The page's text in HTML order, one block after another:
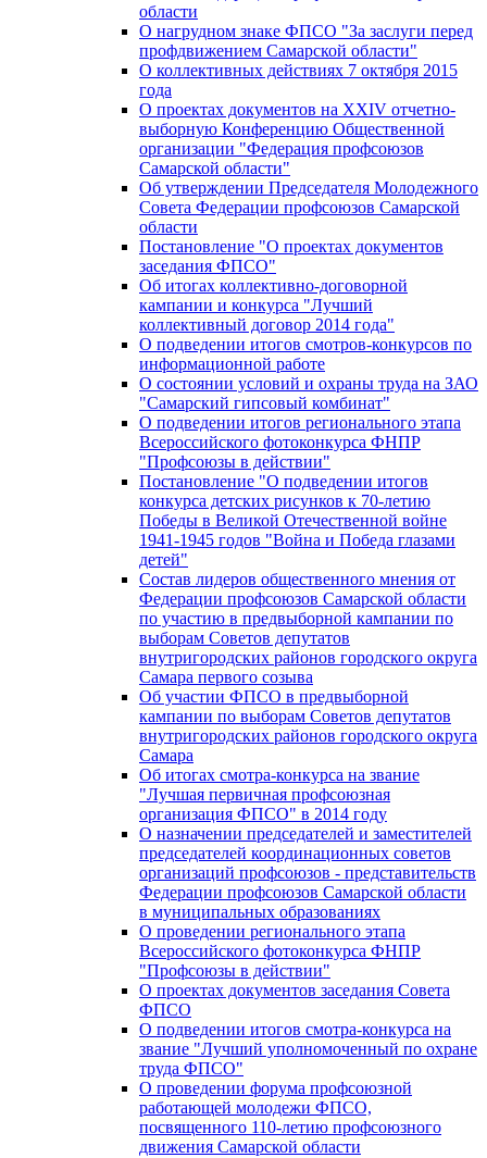
области
О нагрудном знаке ФПСО "За заслуги перед
профдвижением Самарской области"
О коллективных действиях 7 октября 2015
года
О проектах документов на XXIV отчетно-
выборную Конференцию Общественной
организации "Федерация профсоюзов
Самарской области"
Об утверждении Председателя Молодежного
Совета Федерации профсоюзов Самарской
области
Постановление "О проектах документов
заседания ФПСО"
Об итогах коллективно-договорной
кампании и конкурса "Лучший
коллективный договор 2014 года"
О подведении итогов смотров-конкурсов по
информационной работе
О состоянии условий и охраны труда на ЗАО
"Самарский гипсовый комбинат"
О подведении итогов регионального этапа
Всероссийского фотоконкурса ФНПР
"Профсоюзы в действии"
Постановление "О подведении итогов
конкурса детских рисунков к 70-летию
Победы в Великой Отечественной войне
1941-1945 годов "Война и Победа глазами
детей"
Состав лидеров общественного мнения от
Федерации профсоюзов Самарской области
по участию в предвыборной кампании по
выборам Советов депутатов
внутригородских районов городского округа
Самара первого созыва
Об участии ФПСО в предвыборной
кампании по выборам Советов депутатов
внутригородских районов городского округа
Самара
Об итогах смотра-конкурса на звание
"Лучшая первичная профсоюзная
организация ФПСО" в 2014 году
О назначении председателей и заместителей
председателей координационных советов
организаций профсоюзов - представительств
Федерации профсоюзов Самарской области
в муниципальных образованиях
О проведении регионального этапа
Всероссийского фотоконкурса ФНПР
"Профсоюзы в действии"
О проектах документов заседания Совета
ФПСО
О подведении итогов смотра-конкурса на
звание "Лучший уполномоченный по охране
труда ФПСО"
О проведении форума профсоюзной
работающей молодежи ФПСО,
посвященного 110-летию профсоюзного
движения Самарской области